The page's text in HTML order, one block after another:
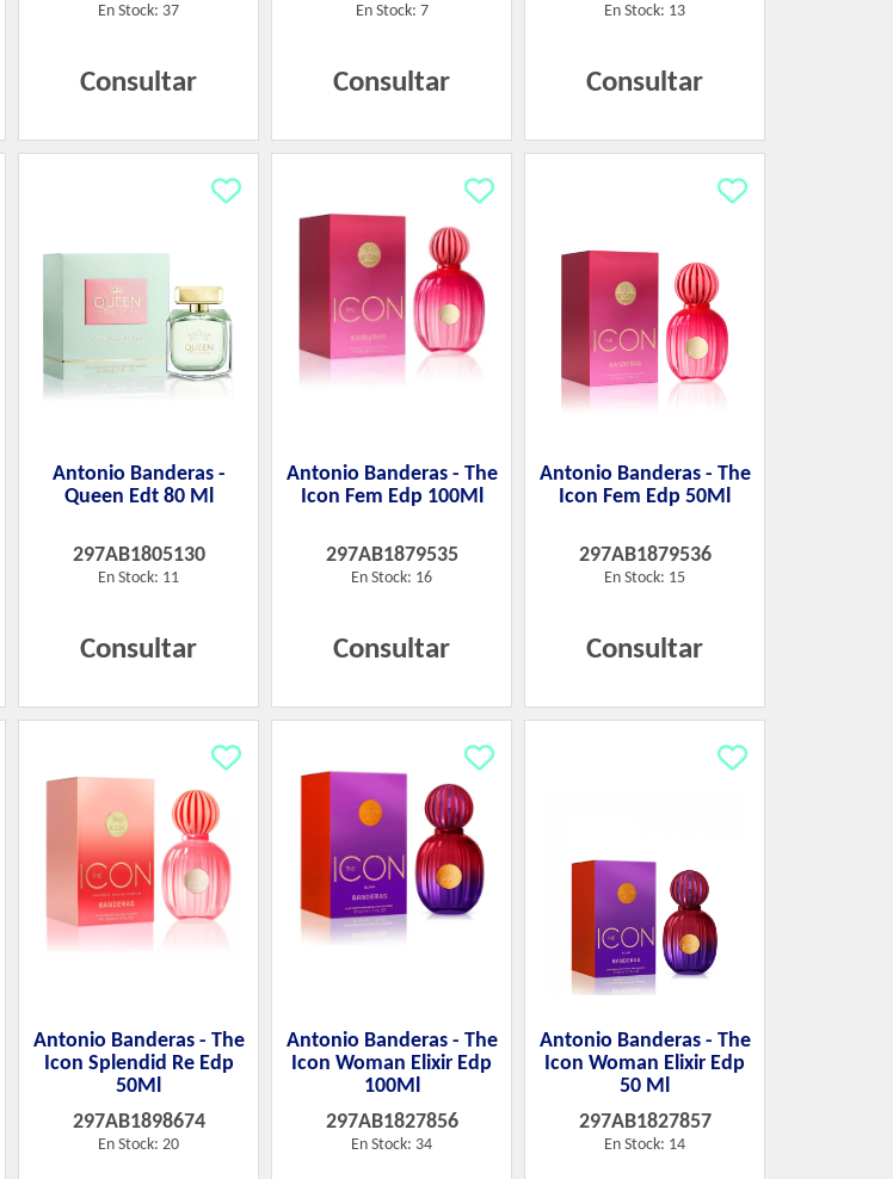
En Stock: 37
Consultar
En Stock: 7
Consultar
En Stock: 13
Consultar
Antonio Banderas -
Queen Edt 80 Ml
297AB1805130
En Stock: 11
Consultar
Antonio Banderas - The
Icon Fem Edp 100Ml
297AB1879535
En Stock: 16
Consultar
Antonio Banderas - The
Icon Fem Edp 50Ml
297AB1879536
En Stock: 15
Consultar
Antonio Banderas - The
Icon Splendid Re Edp
50Ml
297AB1898674
En Stock: 20
Antonio Banderas - The
Icon Woman Elixir Edp
100Ml
297AB1827856
En Stock: 34
Antonio Banderas - The
Icon Woman Elixir Edp
50 Ml
297AB1827857
En Stock: 14